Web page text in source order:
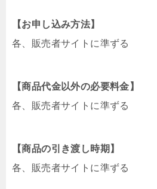
【お申し込み方法】
各、販売者サイトに準ずる
【商品代金以外の必要料金】
各、販売者サイトに準ずる
【商品の引き渡し時期】
各、販売者サイトに準ずる